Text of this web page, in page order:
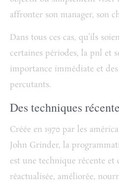
affronter son manager, son
Dans tous ces cas, qu’ils
certaines périodes, la pnl et
importance immédiate et
percutants.
Des techniques
Créée en 1970 par les
John Grinder, la
est une technique récente et
réactualisée, améliorée,